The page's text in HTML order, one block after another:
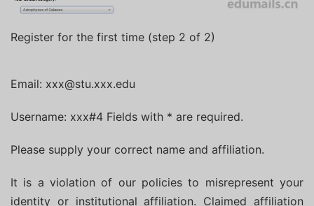
Register for the first time (step 2 of 2)
Email: xxx@stu.xxx.edu
Username: xxx#4 Fields with * are required.
Please supply your correct name and affiliation.
It is a violation of our policies to misrepresent your
identity or institutional affiliation. Claimed affiliation